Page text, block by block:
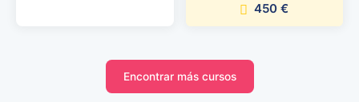
450 €
Encontrar más cursos